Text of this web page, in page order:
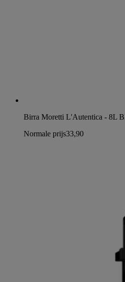
Birra Moretti L'Autentica - 8L
Normale prijs33,90